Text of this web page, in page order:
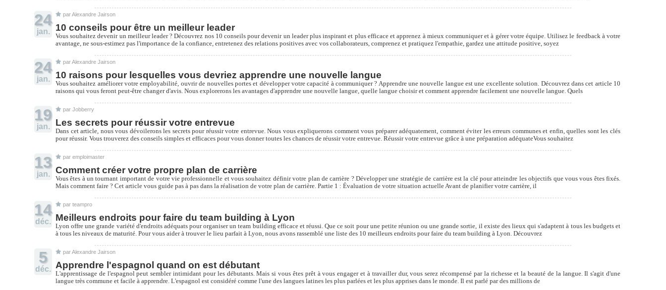
24
jan.
par Alexandre Jairson
10 conseils pour être un meilleur leader
Vous souhaitez devenir un meilleur leader ? Découvrez nos 10 conseils pour devenir un leader plus inspirant et plus efficace et apprenez à mieux communiquer et à gérer votre équipe. Utilisez le feedback à votre
avantage, ne sous-estimez pas l'importance de la confiance, entretenez des relations positives avec vos collaborateurs, comprenez et pratiquez l'empathie, gardez une attitude positive, soyez
24
jan.
par Alexandre Jairson
10 raisons pour lesquelles vous devriez apprendre une nouvelle langue
Vous souhaitez améliorer votre employabilité, ouvrir de nouvelles portes et développer votre capacité à communiquer ? Apprendre une nouvelle langue est une excellente solution. Découvrez dans cet article 10
raisons qui vous feront peut-être changer d'avis. Nous explorerons les avantages d'apprendre une nouvelle langue, quelle langue choisir et comment apprendre facilement une nouvelle langue. Quels
19
jan.
par Jobberry
Les secrets pour réussir votre entrevue
Dans cet article, nous vous dévoilerons les secrets pour réussir votre entrevue. Nous vous expliquerons comment vous préparer adéquatement, comment éviter les erreurs communes et enfin, quelles sont les clés
pour réussir. Vous trouverez des conseils simples et efficaces pour vous donner toutes les chances de réussir votre entrevue. Réussir votre entrevue grâce à une préparation adéquateVous souhaitez
13
jan.
par emploimaster
Comment créer votre propre plan de carrière
Vous êtes à un tournant important de votre vie professionnelle et vous souhaitez définir votre plan de carrière ? Développer une stratégie de carrière est la clé pour atteindre les objectifs que vous vous êtes fixés.
Mais comment faire ? Cet article vous guide pas à pas dans la réalisation de votre plan de carrière. Partie 1 : Évaluation de votre situation actuelle Avant de planifier votre carrière, il
14
déc.
par teampro
Meilleurs endroits pour faire du team building à Lyon
Lyon offre une grande variété d'endroits adéquats pour organiser un team building efficace et réussi. Que ce soit pour une petite réunion ou une grande sortie, il existe des lieux qui s'adaptent à tous les budgets et
à tous les niveaux de maturité. Pour vous aider à trouver le lieu parfait à Lyon, nous avons rassemblé une liste des 10 meilleurs endroits pour faire du team building à Lyon. Découvrez
5
déc.
par Alexandre Jairson
Apprendre l'espagnol quand on est débutant
L'apprentissage de l'espagnol peut sembler intimidant pour les débutants. Mais si vous êtes prêt à vous engager et à travailler dur, vous serez récompensé par la richesse et la beauté de la langue. Il s'agit d'une
langue très commune et facile à apprendre. L'espagnol est considéré comme l'une des langues latines les plus parlées et les plus apprises dans le monde. Il est parlé par des millions de